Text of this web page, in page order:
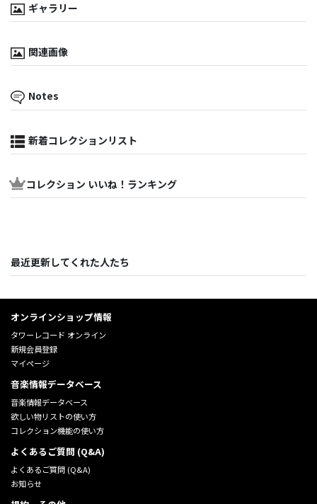
ギャラリー
関連画像
Notes
新着コレクションリスト
コレクション いいね！ランキング
最近更新してくれた人たち
オンラインショップ情報
タワーレコード オンライン
新規会員登録
マイページ
音楽情報データベース
音楽情報データベース
欲しい物リストの使い方
コレクション機能の使い方
よくあるご質問 (Q&A)
よくあるご質問 (Q&A)
お知らせ